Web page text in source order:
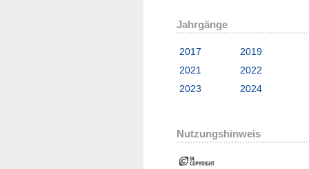
Jahrgänge
2017
2019
2021
2022
2023
2024
Nutzungshinweis